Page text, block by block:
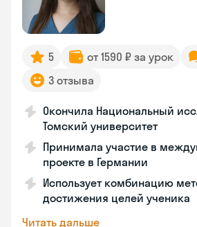
5 от 1590 ₽ за урок
3 отзыва
Окончила Национальный
Томский университет
Принимала участие в
проекте в Германии
Использует комбинацию
достижения целей ученика
Читать дальше